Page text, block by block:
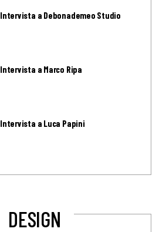
Intervista a Debonademeo Studio
Intervista a Marco Ripa
Intervista a Luca Papini
DESIGN